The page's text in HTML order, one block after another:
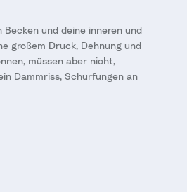
und deine inneren und
großem Druck, Dehnung und
müssen aber nicht,
Dammriss, Schürfungen an